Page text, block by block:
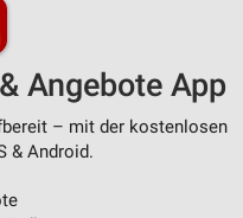
Angebote App
– mit der kostenlosen
& Android.